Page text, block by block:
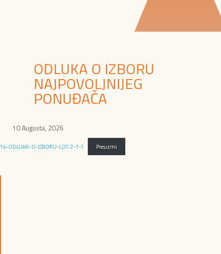
ODLUKA O IZBORU
NAJPOVOLJNIJEG
PONUĐAČA
10 Augusta, 2026
14-ODLUKA-O-IZBORU-LOT-2-1-1 Preuzmi